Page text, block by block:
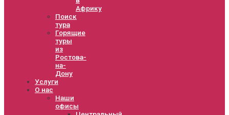
Африку
Поиск
тура
Горящие
туры
из
Ростова-
на-
Дону
Услуги
О нас
Наши
офисы